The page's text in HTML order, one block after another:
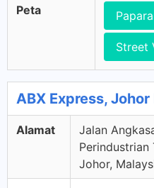
Peta
Street
ABX Express,
Alamat
Jalan
Perindustrian
Johor,